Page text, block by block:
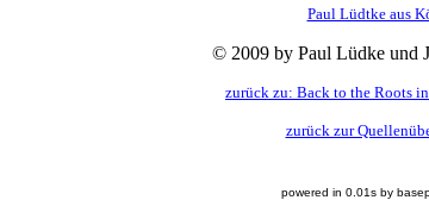
Paul Lüdtke aus
© 2009 by Paul Lüdke und
zurück zu: Back to the Roots
zurück zur
powered in 0.01s by